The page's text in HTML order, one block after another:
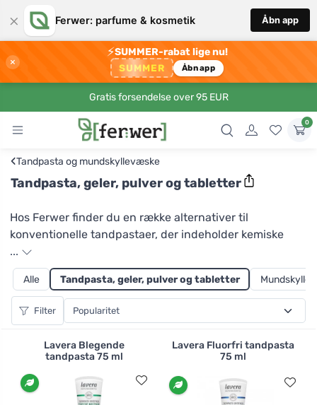
× Ferwer: parfume & kosmetik Åbn app
×
⚡SUMMER-rabat lige nu!
SUMMER Åbn app
Gratis forsendelse over 95 EUR
0
‹Tandpasta og mundskyllevæske
Tandpasta, geler, pulver og tabletter
Hos Ferwer finder du en række alternativer til
konventionelle tandpastaer, der indeholder kemiske
skum- og blegemidler. Vil du undgå unødvendig
plastemballage? Ud over naturlig tandpasta i tube kan
du også prøve tandpasta i genbrugsrør fra Kvitok,
tandpasta til følsomme tænder i glas, tandpasta i
tabletter , som er gode til at rejse med, eller Lamazuna
også til dig, er den afrodisiakative tandpasta For Him og
bringe nye oplevelser ind i jeres forhold.
...
Alle Tandpasta, geler, pulver og tabletter
Filter
Lavera Blegende
tandpasta 75 ml
Lavera Fluorfri tandpasta
75 ml